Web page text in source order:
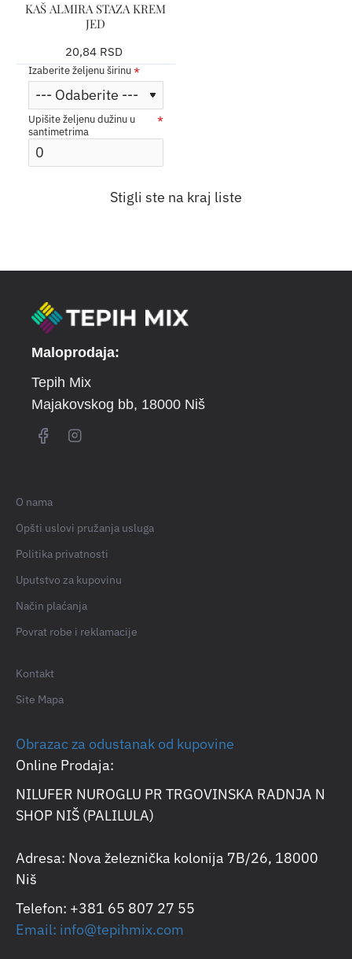
KAŠ ALMIRA STAZA KREM
JED
20,84 RSD
Izaberite željenu širinu
Upišite željenu dužinu u
santimetrima
Stigli ste na kraj liste
Maloprodaja:
Tepih Mix
Majakovskog bb, 18000 Niš
O nama
Opšti uslovi pružanja usluga
Politika privatnosti
Uputstvo za kupovinu
Način plaćanja
Povrat robe i reklamacije
Kontakt
Site Mapa
Obrazac za odustanak od kupovine
Online Prodaja:
NILUFER NUROGLU PR TRGOVINSKA RADNJA N
SHOP NIŠ (PALILULA)
Adresa: Nova železnička kolonija 7B/26, 18000
Niš
Telefon: +381 65 807 27 55
Email: info@tepihmix.com